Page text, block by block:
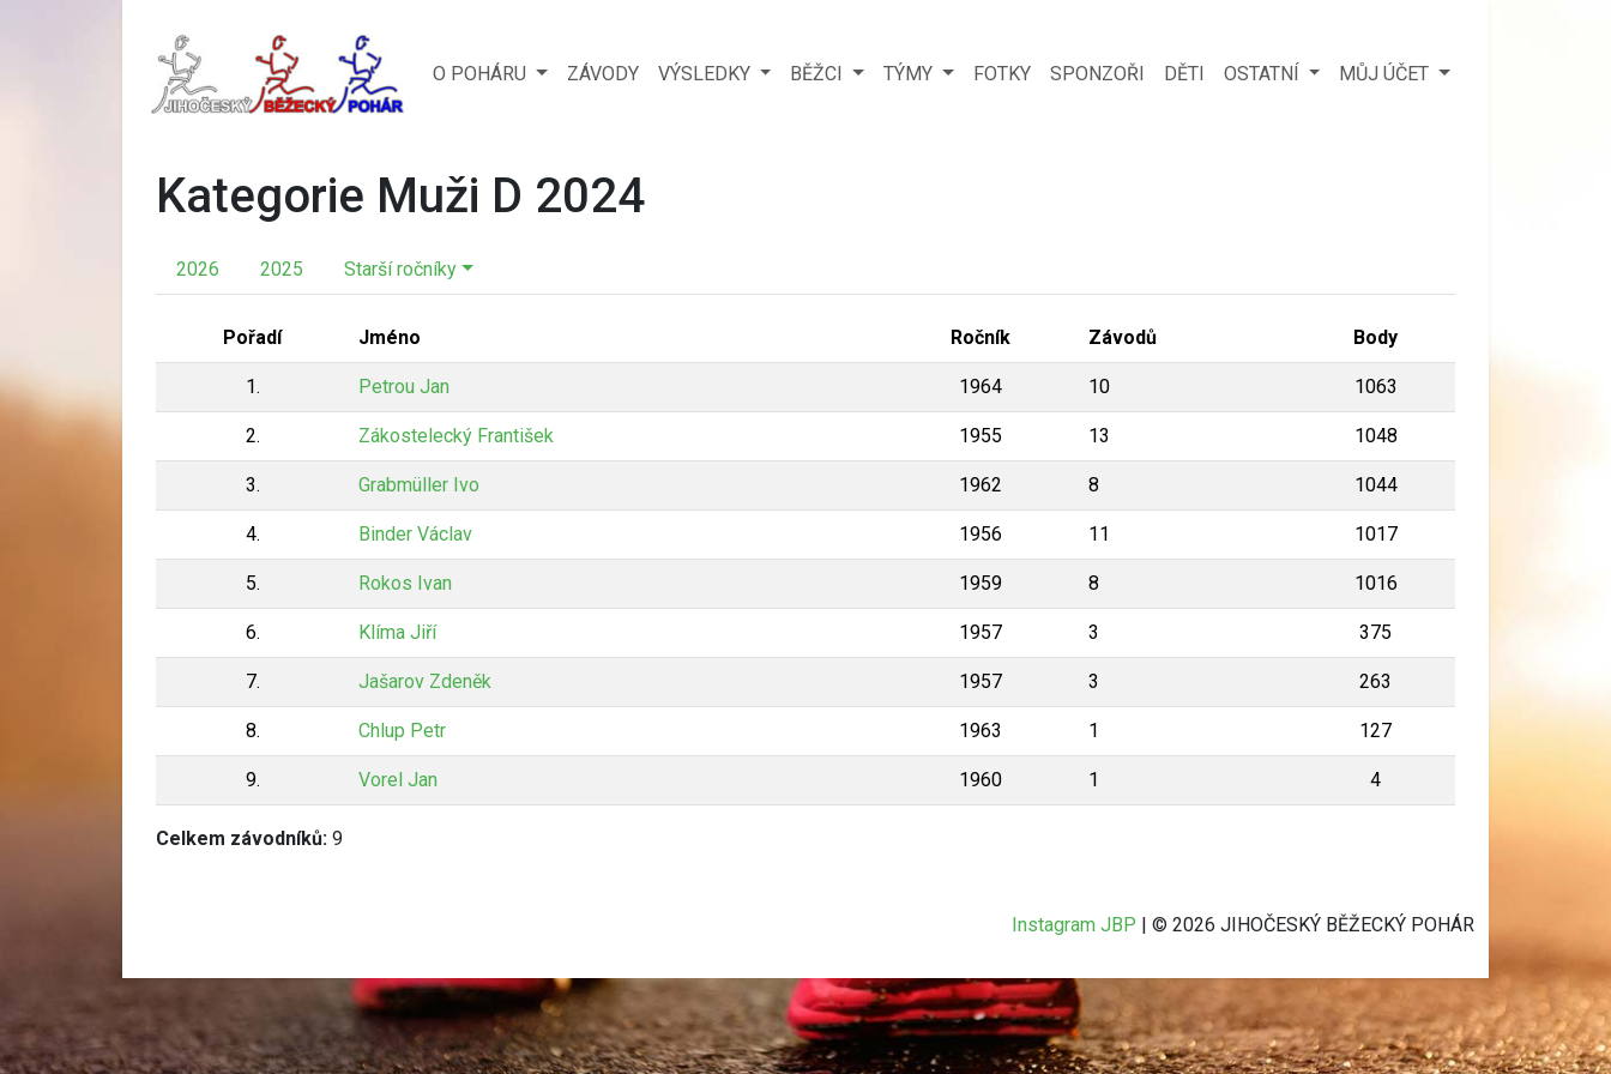
O POHÁRU ZÁVODY VÝSLEDKY BĚŽCI TÝMY FOTKY SPONZOŘI DĚTI OSTATNÍ MŮJ ÚČET
Kategorie Muži D 2024
2026 2025 Starší ročníky
Pořadí Jméno Ročník Závodů Body
1. Petrou Jan 1964 10 1063
2. Zákostelecký František 1955 13 1048
3. Grabmüller Ivo 1962 8 1044
4. Binder Václav 1956 11 1017
5. Rokos Ivan 1959 8 1016
6. Klíma Jiří 1957 3 375
7. Jašarov Zdeněk 1957 3 263
8. Chlup Petr 1963 1 127
9. Vorel Jan 1960 1 4
Celkem závodníků: 9
Instagram JBP | © 2026 JIHOČESKÝ BĚŽECKÝ POHÁR